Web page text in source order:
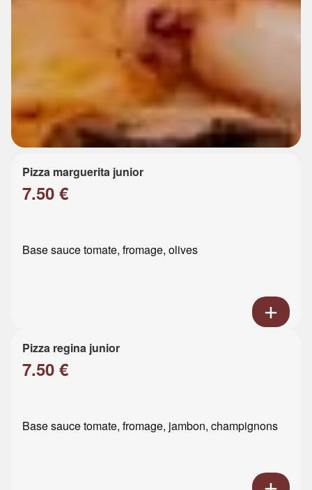
Pizza marguerita junior
7.50 €
Base sauce tomate, fromage, olives
Pizza regina junior
7.50 €
Base sauce tomate, fromage, jambon, champignons